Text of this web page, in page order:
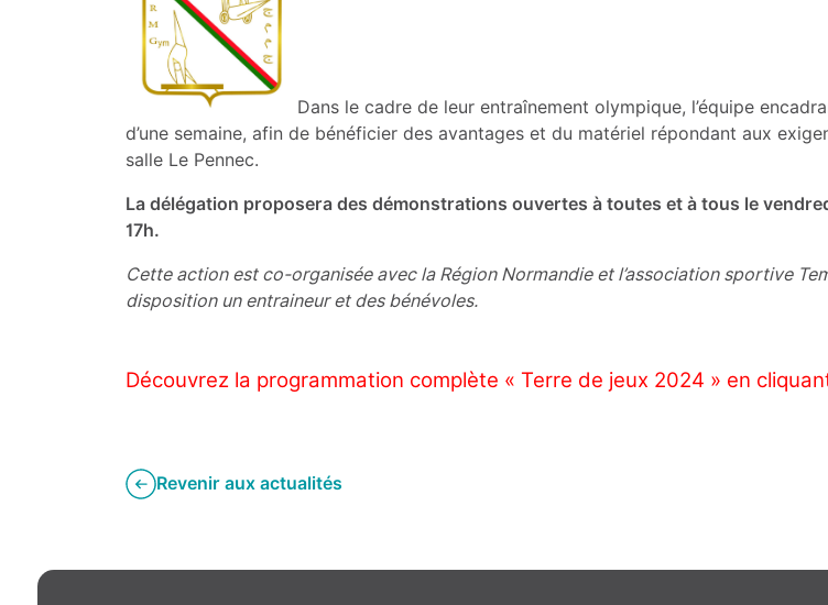
Dans le cadre de leur entraînement olympique, l’équipe
d’une semaine, afin de bénéficier des avantages et du matériel répondant aux
salle Le Pennec.
La délégation proposera des démonstrations ouvertes à toutes et à tous le
17h.
Cette action est co-organisée avec la Région Normandie et l’association sportive
disposition un entraineur et des bénévoles.
Découvrez la programmation complète « Terre de jeux 2024 » en
Revenir aux actualités